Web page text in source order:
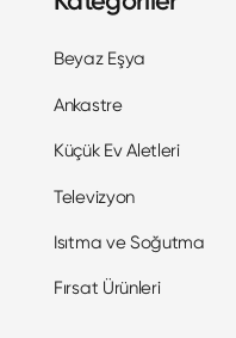
Beyaz Eşya
Ankastre
Küçük Ev Aletleri
Televizyon
Isıtma ve Soğutma
Fırsat Ürünleri